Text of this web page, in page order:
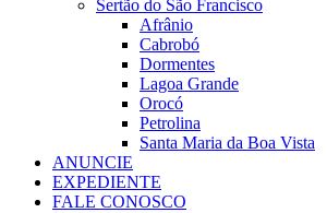
Sertão do São Francisco
Afrânio
Cabrobó
Dormentes
Lagoa Grande
Orocó
Petrolina
Santa Maria da Boa Vista
ANUNCIE
EXPEDIENTE
FALE CONOSCO